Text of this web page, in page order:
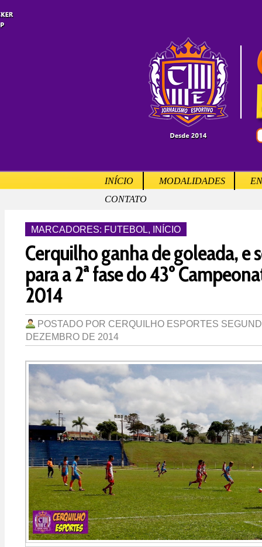
INÍCIO MODALIDADES
CONTATO
MARCADORES: FUTEBOL, INÍCIO
Cerquilho ganha de goleada, e
para a 2ª fase do 43º
2014
POSTADO POR CERQUILHO ESPORTES
DEZEMBRO DE 2014